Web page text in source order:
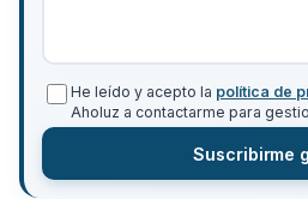
He leído y acepto la política de
Aholuz a contactarme para
Suscribirme